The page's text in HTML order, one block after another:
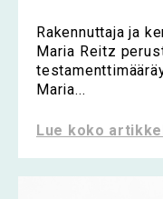
Rakennuttaja ja
Maria Reitz
Maria...
Lue koko